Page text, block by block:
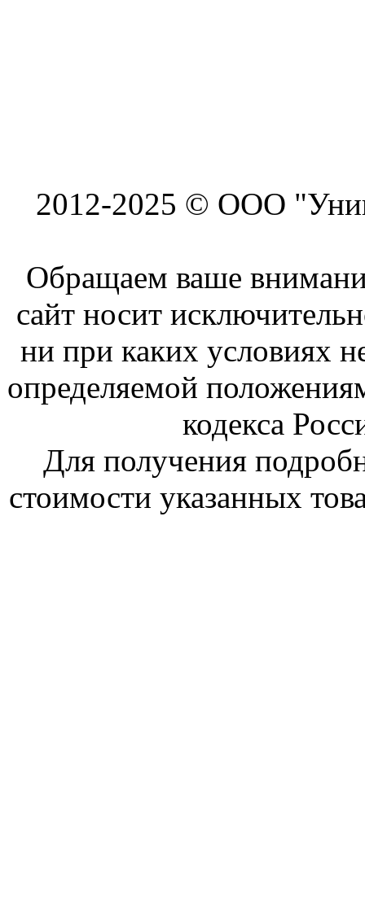
2012-2025 © ООО
Обращаем ваше
сайт носит
ни при каких условиях
определяемой
кодекса
Для получения
стоимости указанных